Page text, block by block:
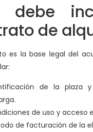
debe
de
es la base legal del
de la plaza
de uso y acceso
de facturación de la